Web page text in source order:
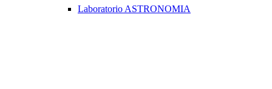
Laboratorio ASTRONOMIA